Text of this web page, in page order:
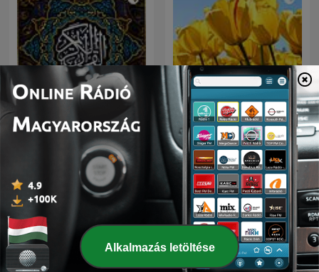
السديس و الشريم | القرآن
الكريم
a1
Alkalmazás letöltése